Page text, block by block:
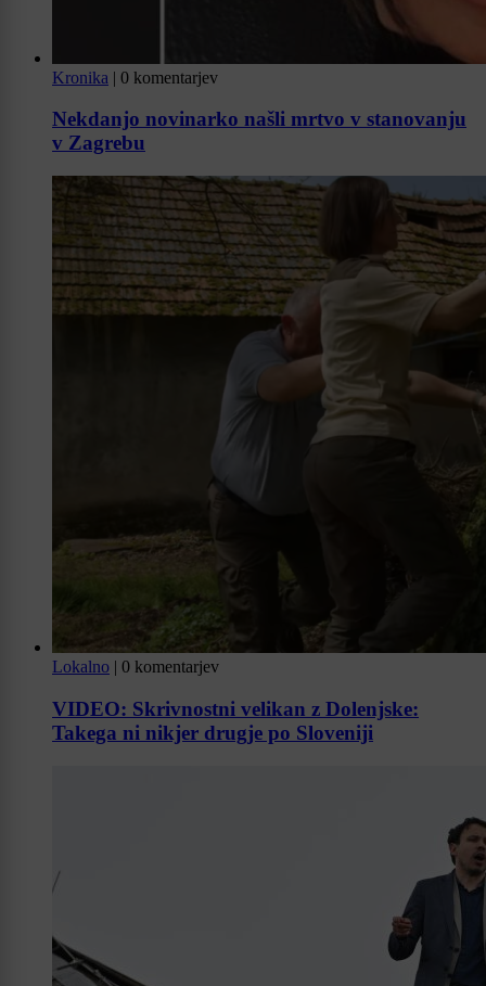
Kronika | 0 komentarjev
Nekdanjo novinarko našli mrtvo v stanovanju
v Zagrebu
Lokalno | 0 komentarjev
VIDEO: Skrivnostni velikan z Dolenjske:
Takega ni nikjer drugje po Sloveniji